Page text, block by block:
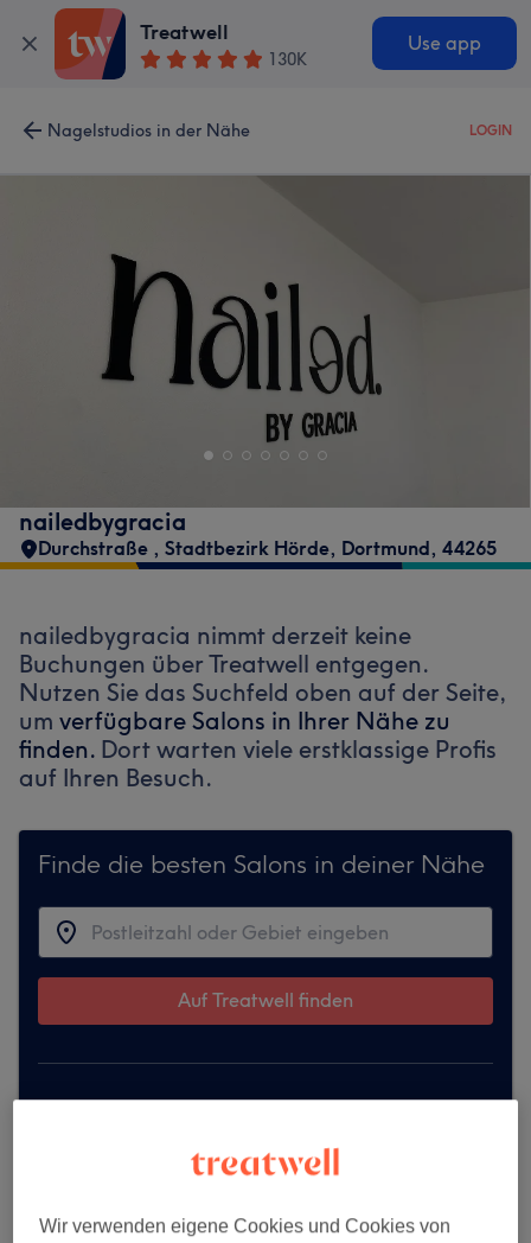
Treatwell
130K
Use app
Nagelstudios in der Nähe LOGIN
nailedbygracia
Durchstraße , Stadtbezirk Hörde, Dortmund, 44265
nailedbygracia nimmt derzeit keine
Buchungen über Treatwell entgegen.
Nutzen Sie das Suchfeld oben auf der Seite,
um verfügbare Salons in Ihrer Nähe zu
finden. Dort warten viele erstklassige Profis
auf Ihren Besuch.
Finde die besten Salons in deiner Nähe
Auf Treatwell finden
Wir verwenden eigene Cookies und Cookies von